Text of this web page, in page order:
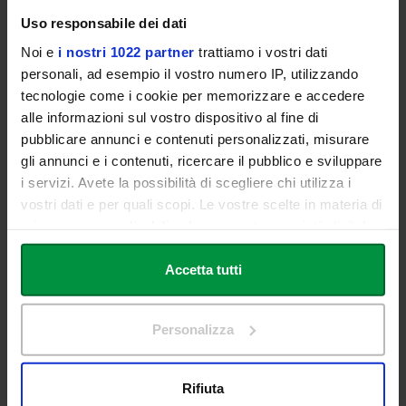
Uso responsabile dei dati
Noi e i nostri 1022 partner trattiamo i vostri dati
personali, ad esempio il vostro numero IP, utilizzando
tecnologie come i cookie per memorizzare e accedere
alle informazioni sul vostro dispositivo al fine di
pubblicare annunci e contenuti personalizzati, misurare
gli annunci e i contenuti, ricercare il pubblico e sviluppare
i servizi. Avete la possibilità di scegliere chi utilizza i
vostri dati e per quali scopi. Le vostre scelte in materia di
in cui avete effettuato le vostre scelte. È possibile
modificare o revocare il proprio consenso in qualsiasi
momento dalla Dichiarazione sui cookie o facendo clic
Con il tuo consenso, vorremmo anche:
raccogliere informazioni sulla tua posizione
Accetta tutti
Personalizza
Rifiuta
(San Paolo, Brasile).
Libero professionista a Roma.
Relatore in oltre 200 congressi nazionali e internazionali.
Chirurgo plastico volontario in 20 missioni umanitarie (dal 2007 a
oggi).
Presidente AICPE (2022–2024), Associazione Italiana di Chirurgia
Ernesto Maria BUCCHERI
Specialista in Chirurgia Plastica Ricostruttiva ed Estetica.